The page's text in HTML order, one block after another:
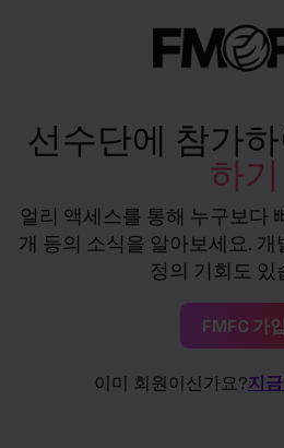
선수단에 참가하
하기
얼리 액세스를 통해 누구보다
개 등의 소식을 알아보세요.
정의 기회도 있
FMFC 가입
이미 회원이신가요?지